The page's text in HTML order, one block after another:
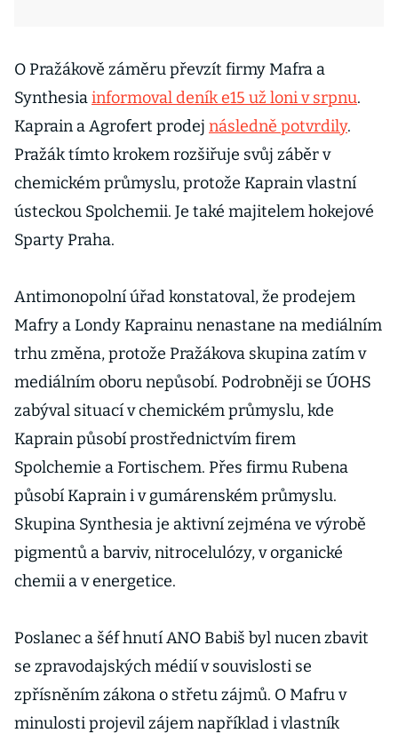
O Pražákově záměru převzít firmy Mafra a
Synthesiainformoval deník e15 už loni v srpnu.
Kaprain a Agrofert prodej následně potvrdily.
Pražák tímto krokem rozšiřuje svůj záběr v
chemickém průmyslu, protože Kaprain vlastní
ústeckou Spolchemii. Je také majitelem hokejové
Sparty Praha.
Antimonopolní úřad konstatoval, že prodejem
Mafry a Londy Kaprainu nenastane na mediálním
trhu změna, protože Pražákova skupina zatím v
mediálním oboru nepůsobí. Podrobněji se ÚOHS
zabýval situací v chemickém průmyslu, kde
Kaprain působí prostřednictvím firem
Spolchemie a Fortischem. Přes firmu Rubena
působí Kaprain i v gumárenském průmyslu.
Skupina Synthesia je aktivní zejména ve výrobě
pigmentů a barviv, nitrocelulózy, v organické
chemii a v energetice.
Poslanec a šéf hnutí ANO Babiš byl nucen zbavit
se zpravodajských médií v souvislosti se
zpřísněním zákona o střetu zájmů. O Mafru v
minulosti projevil zájem například i vlastník